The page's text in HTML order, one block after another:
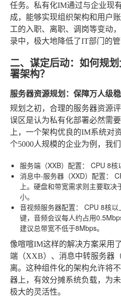
任务。私有化IM通过与企业现
成，能够实现组织架构和用户
工的入职、离职、调岗等变动
录中，极大地降低了IT部门的管
二、谋定后动：如何规
署架构？
服务器资源规划：保障万人级
规划之初，合理的服务器资源
误区是认为私有化部署必然需
上，一个架构优良的IM系统对
个5000人规模的企业为例，我
服务端（XXB）配置：
CPU 8核
消息中-服务器（XXD）配置：
上。硬盘和带宽需求则主要取
小。
音视频服务器配置：
CPU 8核以
键，音频会议每人约占用
建议总带宽不低于8Mbps。
像喧喧IM这样的解决方案采用
端（XXB）、消息中转服务器
离。这种组件化的架构允许将
器上，有效分摊系统负载，为
极大的灵活性。